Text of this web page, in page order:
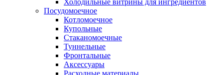
Холодильные витрины для ингредиентов
Посудомоечное
Котломоечное
Купольные
Стаканомоечные
Туннельные
Фронтальные
Аксессуары
Расходные материалы